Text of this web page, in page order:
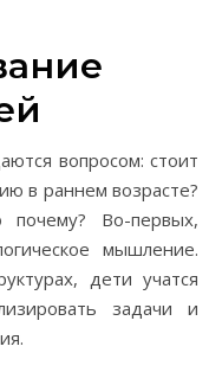
вопросом: стоит
в раннем возрасте?
Во-первых,
мышление.
дети учатся
задачи и